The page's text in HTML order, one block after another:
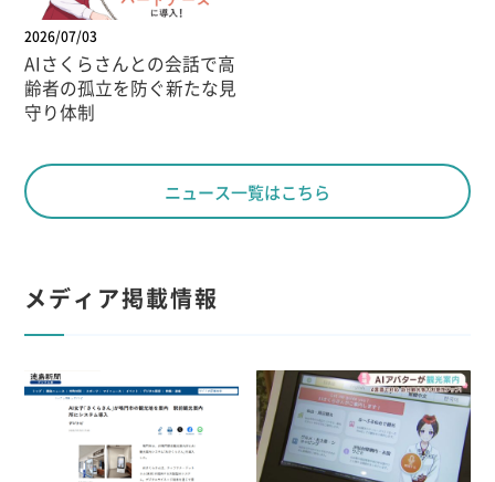
2026/07/03
AIさくらさんとの会話で高
齢者の孤立を防ぐ新たな見
守り体制
ニュース一覧はこちら
メディア掲載情報